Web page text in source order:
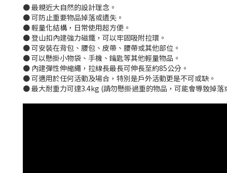
●最親近大自然的設計理念。
●可防止重要物品掉落或遺失。
●輕量化結構，日常使用超方便。
●登山扣內建強力磁鐵，可以牢固吸附拉環。
●可安裝在背包、腰包、皮帶、腰帶或其他部位。
●可以懸掛小物袋、手機、鑰匙等其他輕量物品。
● 內建彈性伸縮繩，拉線長最長可伸長至約85公分。
●可適用於任何活動及場合，特別是戶外活動更是不可或缺。
●最大耐重力可達3.4kg (請勿懸掛過重的物品，可能會導致掉落